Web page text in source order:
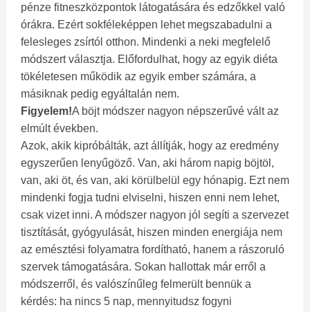
pénze fitneszközpontok látogatására és edzőkkel való
órákra. Ezért sokféleképpen lehet megszabadulni a
felesleges zsírtól otthon. Mindenki a neki megfelelő
módszert választja. Előfordulhat, hogy az egyik diéta
tökéletesen működik az egyik ember számára, a
másiknak pedig egyáltalán nem.
Figyelem!A böjt módszer nagyon népszerűvé vált az
elmúlt években.
Azok, akik kipróbálták, azt állítják, hogy az eredmény
egyszerűen lenyűgöző. Van, aki három napig böjtöl,
van, aki öt, és van, aki körülbelül egy hónapig. Ezt nem
mindenki fogja tudni elviselni, hiszen enni nem lehet,
csak vizet inni. A módszer nagyon jól segíti a szervezet
tisztítását, gyógyulását, hiszen minden energiája nem
az emésztési folyamatra fordítható, hanem a rászoruló
szervek támogatására. Sokan hallottak már erről a
módszerről, és valószínűleg felmerült bennük a
kérdés: ha nincs 5 nap, mennyitudsz fogyni